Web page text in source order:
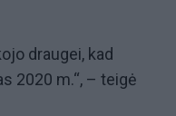
draugei, kad
2020 m.“, – teigė